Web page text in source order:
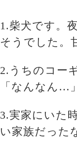
1.柴犬です。
そうでした。
2.うちのコー
「なんなん…
3.実家にいた
い家族だった